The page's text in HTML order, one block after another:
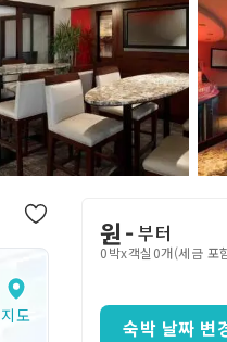
지도
원-부터
0박x객실0개(세금 포
숙박 날짜 변